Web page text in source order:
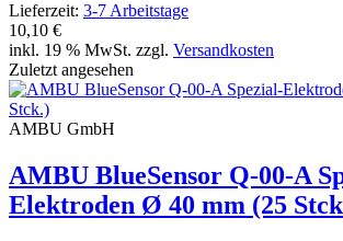
Lieferzeit: 3-7 Arbeitstage
10,10 €
inkl. 19 % MwSt. zzgl. Versandkosten
Zuletzt angesehen
AMBU GmbH
AMBU BlueSensor Q-00-A
Elektroden Ø 40 mm (25